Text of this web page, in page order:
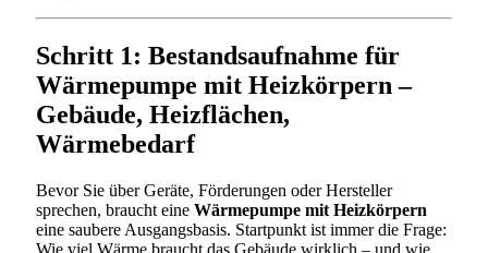
Schritt 1: Bestandsaufnahme für
Wärmepumpe mit Heizkörpern –
Gebäude, Heizflächen,
Wärmebedarf
Bevor Sie über Geräte, Förderungen oder Hersteller
sprechen, braucht eine Wärmepumpe mit Heizkörpern
eine saubere Ausgangsbasis. Startpunkt ist immer die Frage:
Wie viel Wärme braucht das Gebäude wirklich – und wie